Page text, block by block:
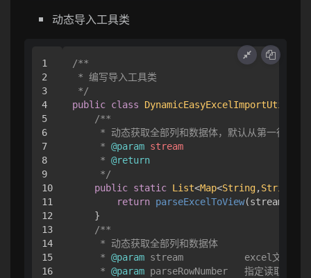
动态导入工具类
1
2
3
4
5
6
7
8
9
10
11
12
13
14
15
16
/**
* 编写导入工具类
*/
public class DynamicEasyExcelImportUtils
/**
* 动态获取全部列和数据体，默认从第一行开始
     *
@param stream
     *
@return
     */
public static List<Map<String,String
return parseExcelToView(stream,
    }
/**
     * 动态获取全部列和数据体
     *
@param stream           excel文件流
     *
@param parseRowNumber   指定读取行